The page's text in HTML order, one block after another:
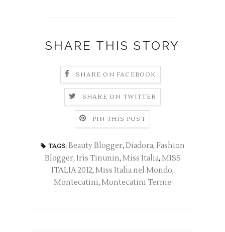
SHARE THIS STORY
SHARE ON FACEBOOK
SHARE ON TWITTER
PIN THIS POST
TAGS: Beauty Blogger, Diadora, Fashion
Blogger, Iris Tinunin, Miss Italia, MISS
ITALIA 2012, Miss Italia nel Mondo,
Montecatini, Montecatini Terme